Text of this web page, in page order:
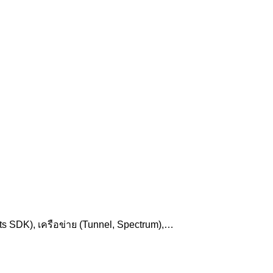
SDK), เครือข่าย (Tunnel, Spectrum),…